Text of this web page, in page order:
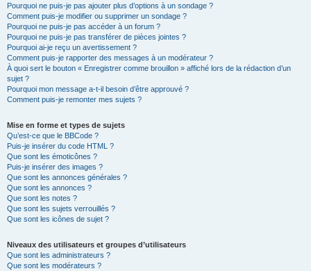
Pourquoi ne puis-je pas ajouter plus d’options à un sondage ?
Comment puis-je modifier ou supprimer un sondage ?
Pourquoi ne puis-je pas accéder à un forum ?
Pourquoi ne puis-je pas transférer de pièces jointes ?
Pourquoi ai-je reçu un avertissement ?
Comment puis-je rapporter des messages à un modérateur ?
À quoi sert le bouton « Enregistrer comme brouillon » affiché lors de la rédaction d’un
sujet ?
Pourquoi mon message a-t-il besoin d’être approuvé ?
Comment puis-je remonter mes sujets ?
Mise en forme et types de sujets
Qu’est-ce que le BBCode ?
Puis-je insérer du code HTML ?
Que sont les émoticônes ?
Puis-je insérer des images ?
Que sont les annonces générales ?
Que sont les annonces ?
Que sont les notes ?
Que sont les sujets verrouillés ?
Que sont les icônes de sujet ?
Niveaux des utilisateurs et groupes d’utilisateurs
Que sont les administrateurs ?
Que sont les modérateurs ?